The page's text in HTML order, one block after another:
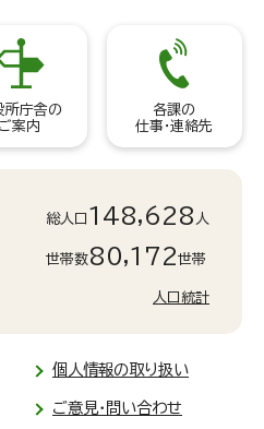
所庁舎の
ご案内
各課の
仕事・連絡先
総人口 148,628 人
世帯数80,172世帯
人口統計
個人情報の取り扱い
ご意見・問い合わせ